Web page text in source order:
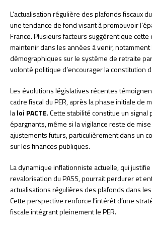
L’actualisation régulière des plafonds fiscaux
une tendance de fond visant à promouvoir
France. Plusieurs facteurs suggèrent que
maintenir dans les années à venir,
démographiques sur le système de retraite
volonté politique d’encourager la constitution
Les évolutions législatives récentes
cadre fiscal du PER, après la phase initiale de
laloi PACTE. Cette stabilité constitue un signal
épargnants, même si la vigilance reste de
ajustements futurs, particulièrement dans un
sur les finances publiques.
La dynamique inflationniste actuelle, qui
revalorisation du PASS, pourrait perdurer et
actualisations régulières des plafonds dans
Cette perspective renforce l’intérêt d’une
fiscale intégrant pleinement le PER.